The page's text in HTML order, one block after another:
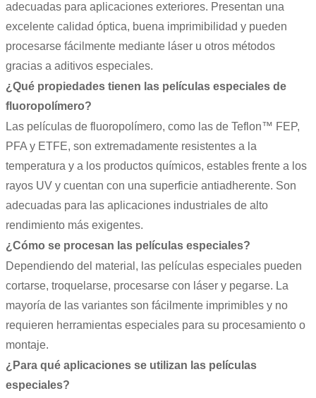
adecuadas para aplicaciones exteriores. Presentan una
excelente calidad óptica, buena imprimibilidad y pueden
procesarse fácilmente mediante láser u otros métodos
gracias a aditivos especiales.
¿Qué propiedades tienen las películas especiales de
fluoropolímero?
Las películas de fluoropolímero, como las de Teflon™ FEP,
PFA y ETFE, son extremadamente resistentes a la
temperatura y a los productos químicos, estables frente a los
rayos UV y cuentan con una superficie antiadherente. Son
adecuadas para las aplicaciones industriales de alto
rendimiento más exigentes.
¿Cómo se procesan las películas especiales?
Dependiendo del material, las películas especiales pueden
cortarse, troquelarse, procesarse con láser y pegarse. La
mayoría de las variantes son fácilmente imprimibles y no
requieren herramientas especiales para su procesamiento o
montaje.
¿Para qué aplicaciones se utilizan las películas
especiales?